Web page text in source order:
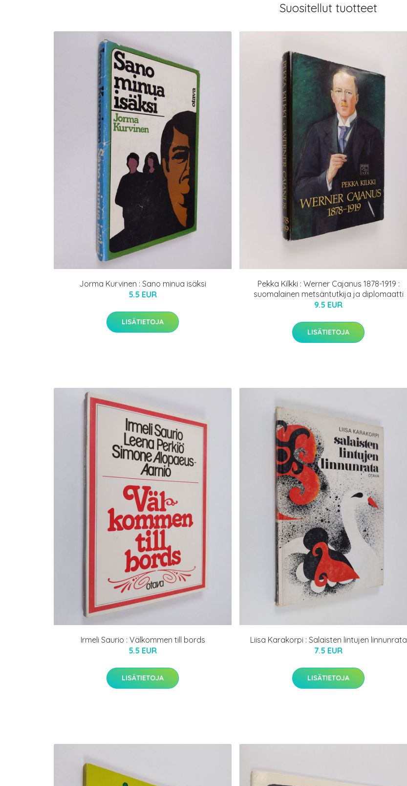
Suositellut tuotteet
Jorma Kurvinen : Sano minua isäksi
5.5 EUR
LISÄTIETOJA
Pekka Kilkki : Werner Cajanus 1878-1919 :
suomalainen metsäntutkija ja diplomaatti
9.5 EUR
LISÄTIETOJA
Irmeli Saurio : Välkommen till bords
5.5 EUR
LISÄTIETOJA
Liisa Karakorpi : Salaisten lintujen linnunrata
7.5 EUR
LISÄTIETOJA